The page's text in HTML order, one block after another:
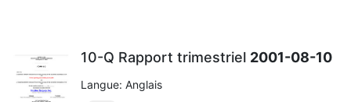
10-Q Rapport trimestriel 2001-08-10
Langue: Anglais